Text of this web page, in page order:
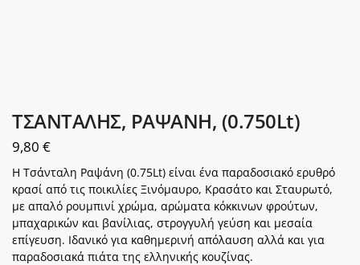
ΤΣΑΝΤΑΛΗΣ, ΡΑΨΑΝΗ, (0.750Lt)
9,80 €
Η Τσάνταλη Ραψάνη (0.75Lt) είναι ένα παραδοσιακό ερυθρό
κρασί από τις ποικιλίες Ξινόμαυρο, Κρασάτο και Σταυρωτό,
με απαλό ρουμπινί χρώμα, αρώματα κόκκινων φρούτων,
μπαχαρικών και βανίλιας, στρογγυλή γεύση και μεσαία
επίγευση. Ιδανικό για καθημερινή απόλαυση αλλά και για
παραδοσιακά πιάτα της ελληνικής κουζίνας.